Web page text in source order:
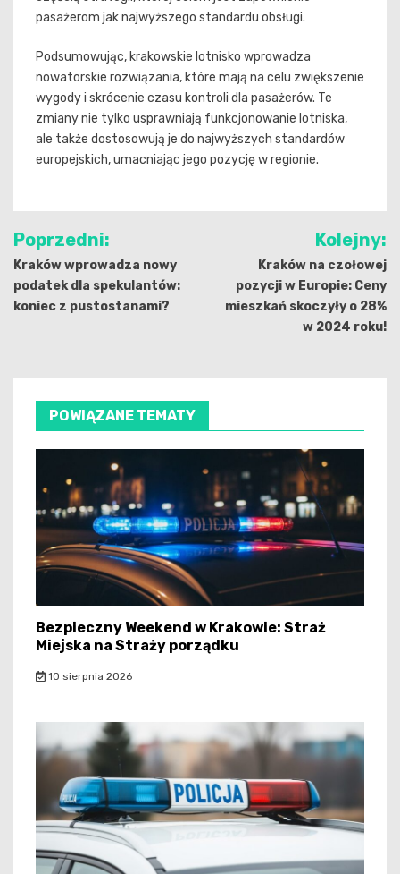
pasażerom jak najwyższego standardu obsługi.
Podsumowując, krakowskie lotnisko wprowadza
nowatorskie rozwiązania, które mają na celu zwiększenie
wygody i skrócenie czasu kontroli dla pasażerów. Te
zmiany nie tylko usprawniają funkcjonowanie lotniska,
ale także dostosowują je do najwyższych standardów
europejskich, umacniając jego pozycję w regionie.
Nawigacja
wpisu
Poprzedni:
Kraków wprowadza nowy
podatek dla spekulantów:
koniec z pustostanami?
Kolejny:
Kraków na czołowej
pozycji w Europie: Ceny
mieszkań skoczyły o 28%
w 2024 roku!
POWIĄZANE TEMATY
Bezpieczny Weekend w Krakowie: Straż
Miejska na Straży porządku
10 sierpnia 2026